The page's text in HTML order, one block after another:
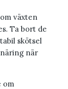
växten
Ta bort de
skötsel
när
om